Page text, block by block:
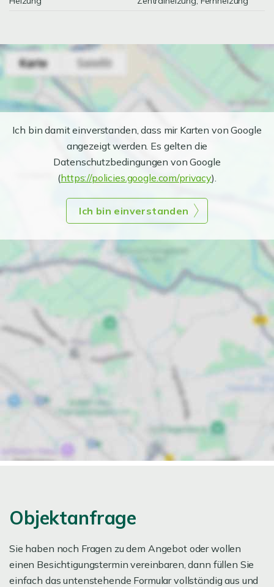
Ich bin damit einverstanden, dass mir Karten von Google
angezeigt werden. Es gelten die
Datenschutzbedingungen von Google
(https://policies.google.com/privacy).
Ich bin einverstanden
Objektanfrage
Sie haben noch Fragen zu dem Angebot oder wollen
einen Besichtigungstermin vereinbaren, dann füllen Sie
einfach das untenstehende Formular vollständig aus und